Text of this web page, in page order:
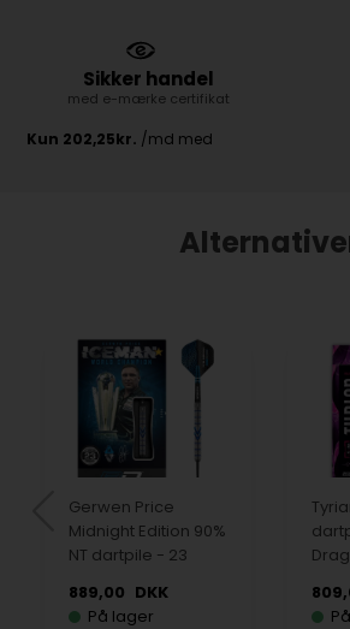
Sikker handel
med e-mærke certifikat
Gerwen Price
Midnight Edition 90%
NT dartpile - 23
889,00 DKK
På lager